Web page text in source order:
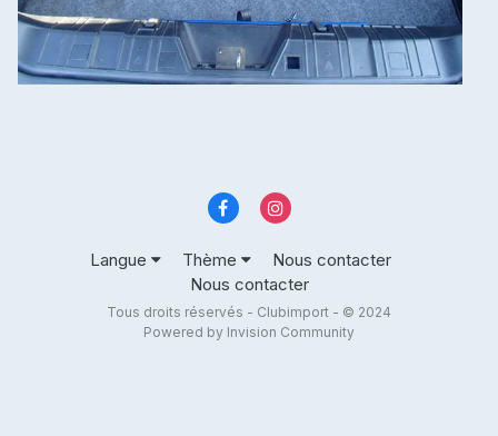
Langue Thème
Nous contacter
Nous contacter
Tous droits réservés - Clubimport - © 2024
Powered by Invision Community